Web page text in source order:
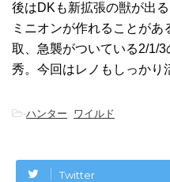
後はDKも新拡張の獣が出
ミニオンが作れることが
取、急襲がついている2/1/
秀。今回はレノもしっかり
-ハンター, ワイルド
Twitter